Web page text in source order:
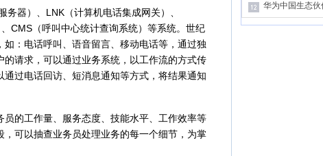
器）、LNK（计算机电话集成网关）、
CMS（呼叫中心统计查询系统）等系统。世纪
：电话呼叫、语音留言、移动电话等，通过独
请求，可以通过业务系统，以工作流的方式传
过电话回访、短消息通知等方式，将结果通知
的工作量、服务态度、技能水平、工作效率等
可以抽查业务员处理业务的每一个细节，为掌
华为中国生态伙